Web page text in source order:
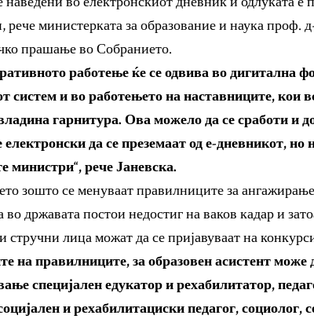
рече министерката за образование и наука проф.
прашање во Собранието.
работење ќе се одвива во дигитална
систем и во работeњето на наставниците, кои
гарнитура. Ова можело да се сработи и
електронски да се преземаат од е-дневникот, но
министри“, рече Јаневска.
зошто се менуваат правилниците за
во државата постои недостиг на ваков кадар и
стручни лица можат да се пријавуваат на
на правилниците, за образовен асистент
специјален едукатор и рехабилитатор,
и рехабилитациски педагог, социолог,